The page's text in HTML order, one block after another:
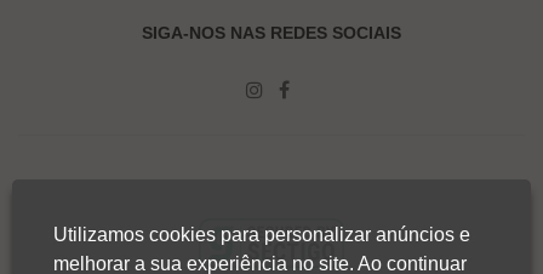
SIGA-NOS NAS REDES SOCIAIS
Utilizamos cookies para personalizar anúncios e
melhorar a sua experiência no site. Ao continuar